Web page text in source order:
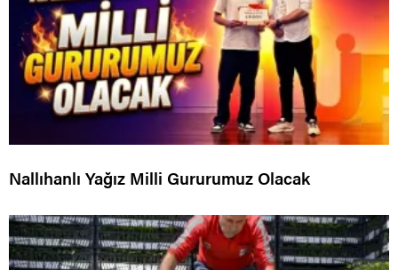
Nallıhanlı Yağız Milli Gururumuz Olacak